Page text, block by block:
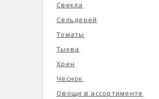
Свекла
Сельдерей
Томаты
Тыква
Хрен
Чеснок
Овощи в ассортименте